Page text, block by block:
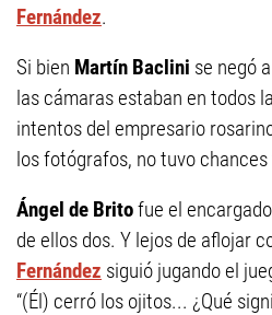
Fernández.
Si bien Martín Baclini se negó
las cámaras estaban en todos
intentos del empresario
los fotógrafos, no tuvo
Ángel de Britofue el
de ellos dos. Y lejos de aflojar
Fernández siguió jugando el
“(Él) cerró los ojitos... ¿Qué